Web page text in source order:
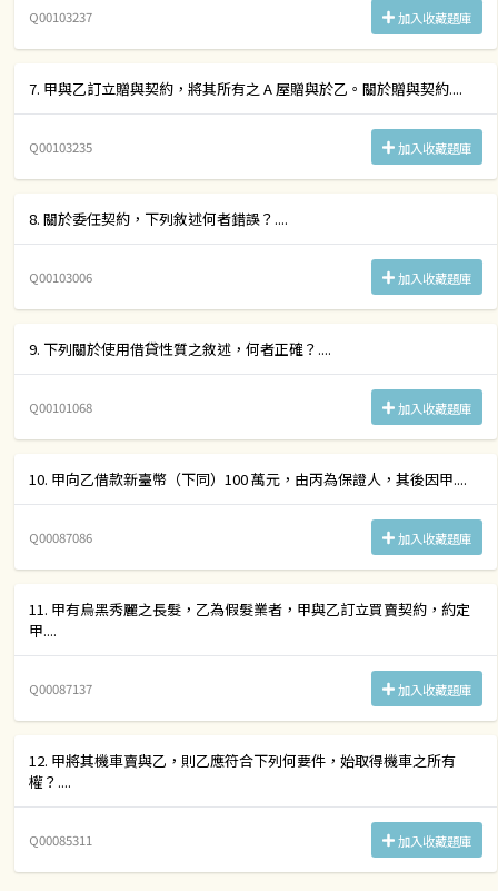
Q00103237 加入收藏題庫
7. 甲與乙訂立贈與契約，將其所有之 A 屋贈與於乙。關於贈與契約....
Q00103235 加入收藏題庫
8. 關於委任契約，下列敘述何者錯誤？....
Q00103006 加入收藏題庫
9. 下列關於使用借貸性質之敘述，何者正確？....
Q00101068 加入收藏題庫
10. 甲向乙借款新臺幣（下同）100 萬元，由丙為保證人，其後因甲....
Q00087086 加入收藏題庫
11. 甲有烏黑秀麗之長髮，乙為假髮業者，甲與乙訂立買賣契約，約定
甲....
Q00087137 加入收藏題庫
12. 甲將其機車賣與乙，則乙應符合下列何要件，始取得機車之所有
權？....
Q00085311 加入收藏題庫